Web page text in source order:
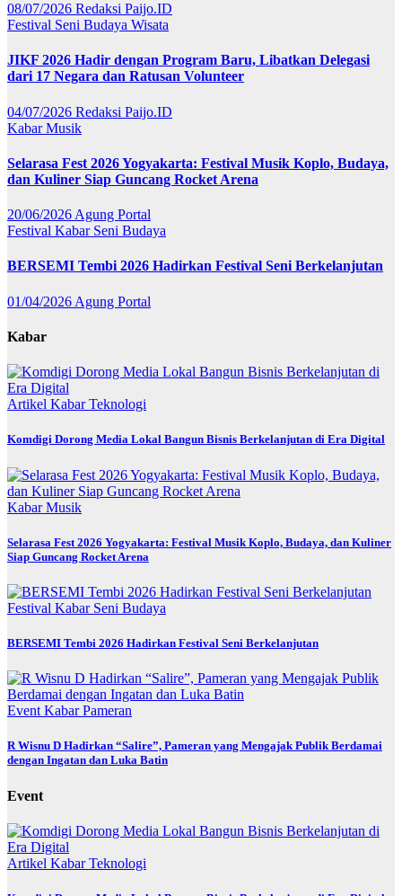
08/07/2026 Redaksi Paijo.ID
Festival Seni Budaya Wisata
JIKF 2026 Hadir dengan Program Baru, Libatkan Delegasi
dari 17 Negara dan Ratusan Volunteer
04/07/2026 Redaksi Paijo.ID
KabarMusik
Selarasa Fest 2026 Yogyakarta: Festival Musik Koplo, Budaya,
dan Kuliner Siap Guncang Rocket Arena
20/06/2026 Agung Portal
Festival Kabar Seni Budaya
BERSEMI Tembi 2026 Hadirkan Festival Seni Berkelanjutan
01/04/2026 Agung Portal
Kabar
Artikel KabarTeknologi
Komdigi Dorong Media Lokal Bangun Bisnis Berkelanjutan di Era Digital
KabarMusik
Selarasa Fest 2026 Yogyakarta: Festival Musik Koplo, Budaya, dan Kuliner
Siap Guncang Rocket Arena
Festival Kabar Seni Budaya
BERSEMI Tembi 2026 Hadirkan Festival Seni Berkelanjutan
Event KabarPameran
R Wisnu D Hadirkan “Salire”, Pameran yang Mengajak Publik Berdamai
dengan Ingatan dan Luka Batin
Event
Artikel KabarTeknologi